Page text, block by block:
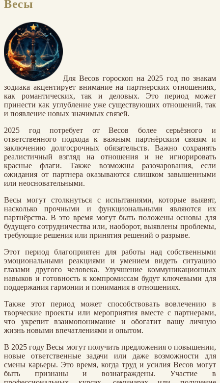
Весы
Для Весов гороскоп на 2025 год по знакам
зодиака акцентирует внимание на партнерских отношениях,
как романтических, так и деловых. Это период может
принести как углубление уже существующих отношений, так
и появление новых значимых связей.
2025 год потребует от Весов более серьёзного и
ответственного подхода к важным партнёрским связям и
заключению долгосрочных обязательств. Важно сохранять
реалистичный взгляд на отношения и не игнорировать
красные флаги. Также возможны разочарования, если
ожидания от партнера оказываются слишком завышенными
или неосновательными.
Весы могут столкнуться с испытаниями, которые выявят,
насколько прочными и функциональными являются их
партнёрства. В это время могут быть положены основы для
будущего сотрудничества или, наоборот, выявлены проблемы,
требующие решения или принятия решений о разрыве.
Этот период благоприятен для работы над собственными
эмоциональными реакциями и умением видеть ситуацию
глазами другого человека. Улучшение коммуникационных
навыков и готовность к компромиссам будут ключевыми для
поддержания гармонии и понимания в отношениях.
Также этот период может способствовать вовлечению в
творческие проекты или мероприятия вместе с партнерами,
что укрепит взаимопонимание и обогатит вашу личную
жизнь новыми впечатлениями и опытом.
В 2025 году Весы могут получить предложения о повышении,
новые ответственные задачи или даже возможности для
смены карьеры. Это время, когда труд и усилия Весов могут
быть признаны и вознаграждены. Участие в